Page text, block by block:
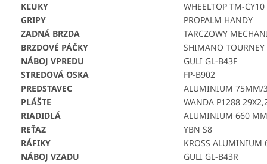
KĽUKY
WHEELTOP TM-CY10
GRIPY
PROPALM HANDY
ZADNÁ BRZDA
TARCZOWY
BRZDOVÉ PÁČKY
SHIMANO TOURNEY
NÁBOJ VPREDU
GULI GL-B43F
STREDOVÁ OSKA
FP-B902
PREDSTAVEC
ALUMINIUM 75MM/
PLÁŠTE
WANDA P1288
RIADIDLÁ
ALUMINIUM 660
REŤAZ
YBN S8
RÁFIKY
KROSS ALUMINIUM
NÁBOJ VZADU
GULI GL-B43R